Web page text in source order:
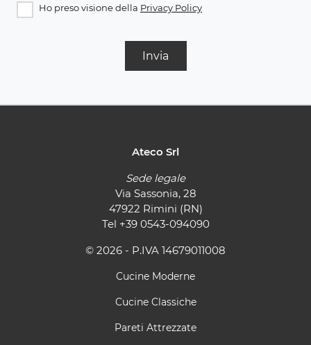
Ho preso visione della Privacy Policy
Invia
Ateco Srl
Sede legale
Via Sassonia, 28
47922 Rimini (RN)
Tel +39 0543-094090
© 2026 - P.IVA 14679011008
Cucine Moderne
Cucine Classiche
Pareti Attrezzate